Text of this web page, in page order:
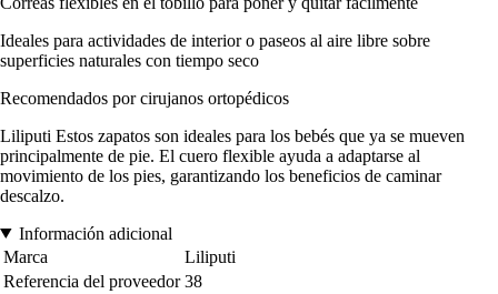
Ideales para actividades de interior o paseos al aire libre sobre
superficies naturales con tiempo seco
Recomendados por cirujanos ortopédicos
Liliputi Estos zapatos son ideales para los bebés que ya se mueven
principalmente de pie. El cuero flexible ayuda a adaptarse al
movimiento de los pies, garantizando los beneficios de caminar
descalzo.
Información adicional
Marca
Liliputi
Referencia del proveedor 38